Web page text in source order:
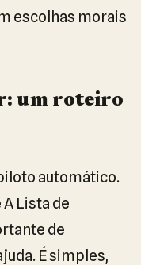
escolhas morais
um roteiro
automático.
Lista de
de
É simples,